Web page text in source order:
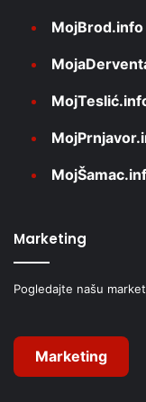
MojBrod.info
Marketing
Pogledajte našu
Marketing